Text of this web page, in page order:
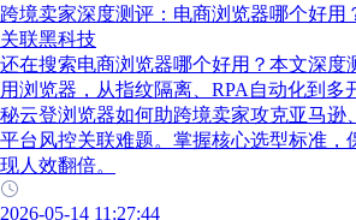
跨境卖家深度测评：电商浏览器哪个好用
关联黑科技
还在搜索电商浏览器哪个好用？本文深度
用浏览器，从指纹隔离、RPA自动化到多
秘云登浏览器如何助跨境卖家攻克亚马逊
平台风控关联难题。掌握核心选型标准，
现人效翻倍。
2026-05-14 11:27:44